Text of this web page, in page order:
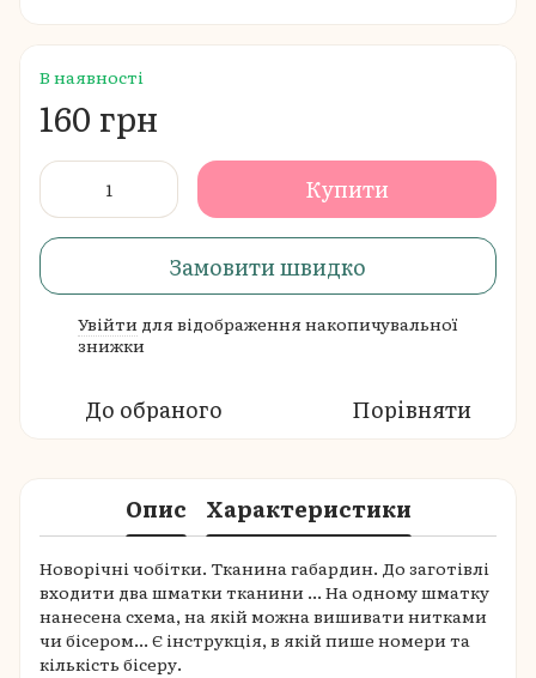
В наявності
160 грн
Купити
Замовити швидко
Увійти для відображення накопичувальної
знижки
До обраного Порівняти
Опис Характеристики
Новорічні чобітки. Тканина габардин. До заготівлі
входити два шматки тканини ... На одному шматку
нанесена схема, на якій можна вишивати нитками
чи бісером... Є інструкція, в якій пише номери та
кількість бісеру.